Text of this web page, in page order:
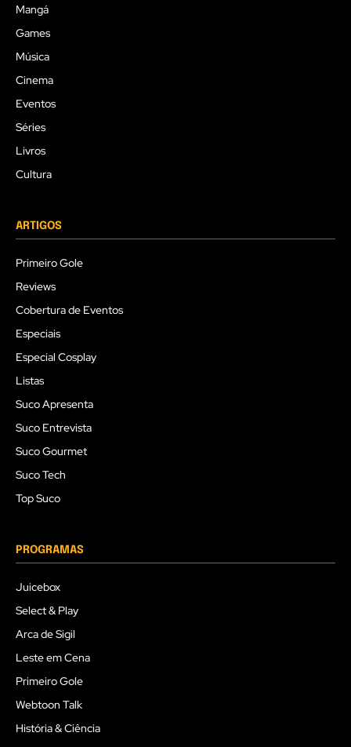
Mangá
Games
Música
Cinema
Eventos
Séries
Livros
Cultura
ARTIGOS
Primeiro Gole
Reviews
Cobertura de Eventos
Especiais
Especial Cosplay
Listas
Suco Apresenta
Suco Entrevista
Suco Gourmet
Suco Tech
Top Suco
PROGRAMAS
Juicebox
Select & Play
Arca de Sigil
Leste em Cena
Primeiro Gole
Webtoon Talk
História & Ciência